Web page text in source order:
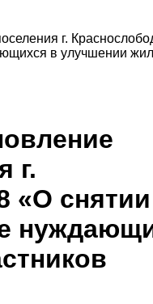
г.
в улучшении
г.
«О снятии